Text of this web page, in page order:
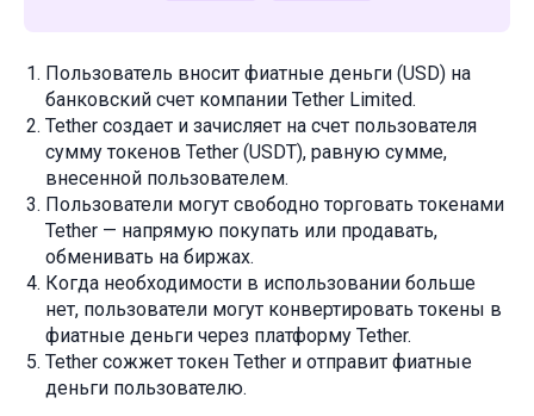
Пользователь вносит фиатные деньги (USD) на
банковский счет компании Tether Limited.
Tether создает и зачисляет на счет пользователя
сумму токенов Tether (USDT), равную сумме,
внесенной пользователем.
Пользователи могут свободно торговать токенами
Tether — напрямую покупать или продавать,
обменивать на биржах.
Когда необходимости в использовании больше
нет, пользователи могут конвертировать токены в
фиатные деньги через платформу Tether.
Tether сожжет токен Tether и отправит фиатные
деньги пользователю.